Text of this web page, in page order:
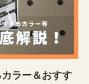
ラー＆おすす